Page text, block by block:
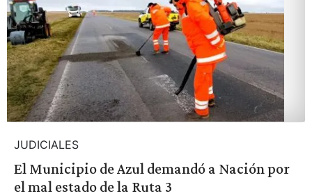
JUDICIALES
El Municipio de Azul demandó a Nación por
el mal estado de la Ruta 3